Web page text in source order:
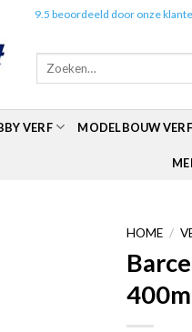
9.5 beoordeeld door onze
Zoeken
VERF MODELBOUW VERF
HOME /